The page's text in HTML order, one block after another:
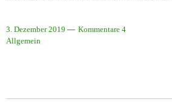
3. Dezember 2019
Kommentare 4
Allgemein